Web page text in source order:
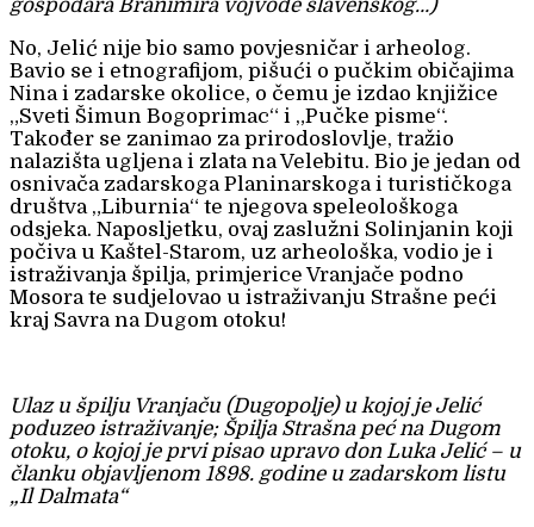
gospodara Branimira vojvode slavenskog…)
No, Jelić nije bio samo povjesničar i arheolog.
Bavio se i etnografijom, pišući o pučkim običajima
Nina i zadarske okolice, o čemu je izdao knjižice
„Sveti Šimun Bogoprimac“ i „Pučke pisme“.
Također se zanimao za prirodoslovlje, tražio
nalazišta ugljena i zlata na Velebitu. Bio je jedan od
osnivača zadarskoga Planinarskoga i turističkoga
društva „Liburnia“ te njegova speleološkoga
odsjeka. Naposljetku, ovaj zaslužni Solinjanin koji
počiva u Kaštel-Starom, uz arheološka, vodio je i
istraživanja špilja, primjerice Vranjače podno
Mosora te sudjelovao u istraživanju Strašne peći
kraj Savra na Dugom otoku!
Ulaz u špilju Vranjaču (Dugopolje) u kojoj je Jelić
poduzeo istraživanje; Špilja Strašna peć na Dugom
otoku, o kojoj je prvi pisao upravo don Luka Jelić – u
članku objavljenom 1898. godine u zadarskom listu
„Il Dalmata“